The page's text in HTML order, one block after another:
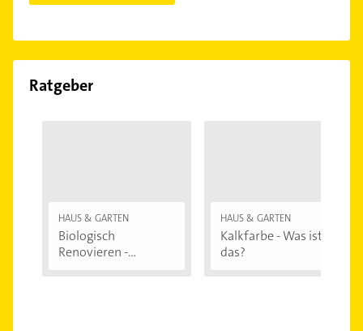
Ratgeber
HAUS & GARTEN
Biologisch
Renovieren -
HAUS & GARTEN
Kalkfarbe - Was ist
das?